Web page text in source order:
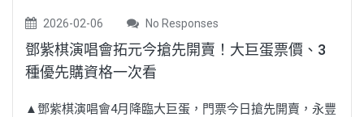
2026-02-06 No Responses
鄧紫棋演唱會拓元今搶先開賣！大巨蛋票價、3
種優先購資格一次看
▲鄧紫棋演唱會4月降臨大巨蛋，門票今日搶先開賣，永豐